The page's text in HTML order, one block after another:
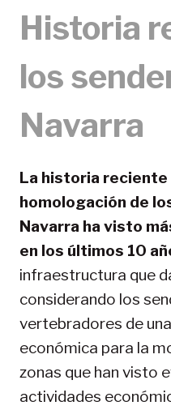
Historia
los
Navarra
La historia
homologación de
Navarra ha visto
en los últimos 10
infraestructura que
considerando los
vertebradores de
económica para la
zonas que han visto
actividades